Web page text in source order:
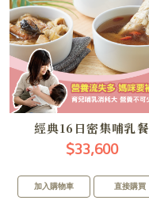
經典16日密集哺乳餐
$33,600
加入購物車 直接購買